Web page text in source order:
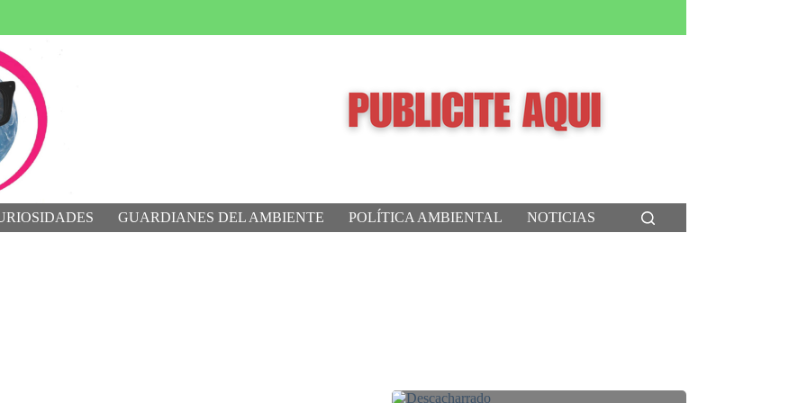
GUARDIANES DEL AMBIENTE POLÍTICA AMBIENTAL NOTICIAS